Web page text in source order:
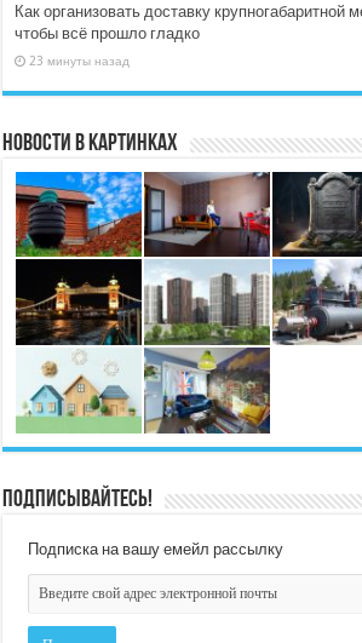
Как организовать доставку крупногабаритной
чтобы всё прошло гладко
23 минуты назад
Новости в картинках
Подписывайтесь!
Подписка на вашу емейл рассылку